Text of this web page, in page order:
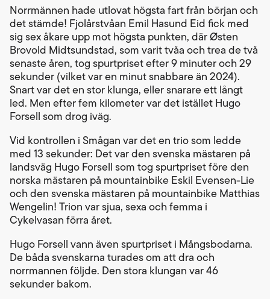
Norrmännen hade utlovat högsta fart från början och
det stämde! Fjolårstvåan Emil Hasund Eid fick med
sig sex åkare upp mot högsta punkten, där Østen
Brovold Midtsundstad, som varit tvåa och trea de två
senaste åren, tog spurtpriset efter 9 minuter och 29
sekunder (vilket var en minut snabbare än 2024).
Snart var det en stor klunga, eller snarare ett långt
led. Men efter fem kilometer var det istället Hugo
Forsell som drog iväg.
Vid kontrollen i Smågan var det en trio som ledde
med 13 sekunder: Det var den svenska mästaren på
landsväg Hugo Forsell som tog spurtpriset före den
norska mästaren på mountainbike Eskil Evensen-Lie
och den svenska mästaren på mountainbike Matthias
Wengelin! Trion var sjua, sexa och femma i
Cykelvasan förra året.
Hugo Forsell vann även spurtpriset i Mångsbodarna.
De båda svenskarna turades om att dra och
norrmannen följde. Den stora klungan var 46
sekunder bakom.